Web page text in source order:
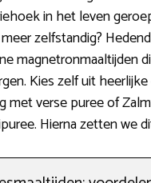
in het leven
zelfstandig?
magnetronmaaltijden
Kies zelf uit
met verse puree of
Hierna zetten we